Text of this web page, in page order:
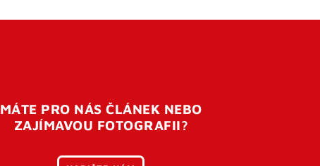
MÁTE PRO NÁS ČLÁNEK NEBO
ZAJÍMAVOU FOTOGRAFII?